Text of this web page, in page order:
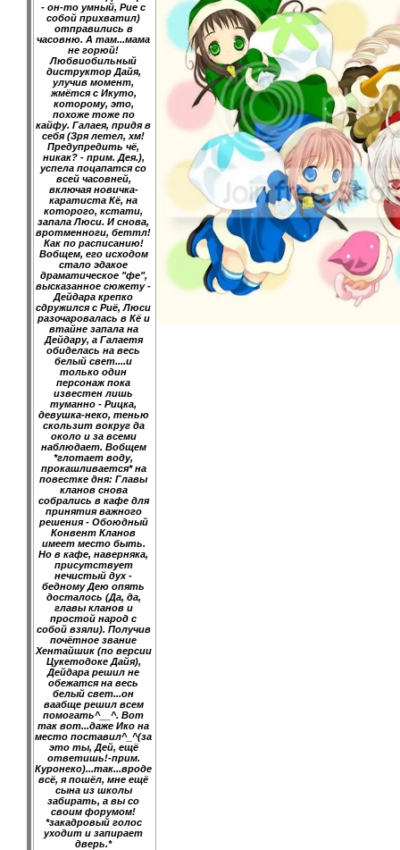
- он-то умный, Рие с
собой прихватил)
отправились в
часовню. А там...мама
не горюй!
Любвиобильный
диструктор Дайя,
улучив момент,
жмётся с Икуто,
которому, это,
похоже тоже по
кайфу. Галаея, придя в
себя (Зря летел, хм!
Предупредить чё,
никак? - прим. Дея.),
успела поцапатся со
всей часовней,
включая новичка-
каратиста Кё, на
которого, кстати,
запала Люси. И снова,
вротменноги, беттл!
Как по расписанию!
Вобщем, его исходом
стало эдакое
драматическое "фе",
высказанное сюжету -
Дейдара крепко
сдружился с Риё, Люси
разочаровалась в Кё и
втайне запала на
Дейдару, а Галаетя
обиделась на весь
белый свет....и
только один
персонаж пока
известен лишь
туманно - Рицка,
девушка-неко, тенью
скользит вокруг да
около и за всеми
наблюдает. Вобщем
*глотает воду,
прокашливается* на
повестке дня: Главы
кланов снова
собрались в кафе для
принятия важного
решения - Обоюдный
Конвент Кланов
имеет место быть.
Но в кафе, наверняка,
присутствует
нечистый дух -
бедному Дею опять
досталось (Да, да,
главы кланов и
простой народ с
собой взяли). Получив
почётное звание
Хентайшик (по версии
Цукетодоке Дайя),
Дейдара решил не
обежатся на весь
белый свет...он
ваабще решил всем
помогать^__^. Вот
так вот...даже Ико на
место поставил^_^(за
это ты, Дей, ещё
ответишь!-прим.
Куронеко)...так...вроде
всё, я пошёл, мне ещё
сына из школы
забирать, а вы со
своим форумом!
*закадровый голос
уходит и запирает
дверь.*